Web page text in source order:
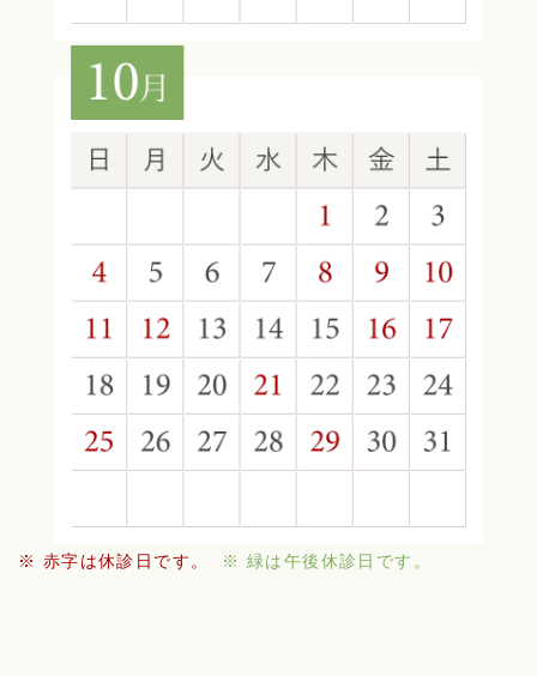
※ 赤字は休診日です。 ※ 緑は午後休診日です。